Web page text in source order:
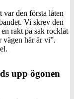
var den första låten
Vi skrev den
rakt på sak rocklåt
vägen här är vi”.
upp ögonen